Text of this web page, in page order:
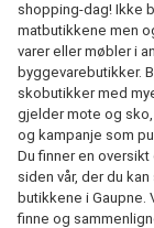
shopping-dag! Ikke
matbutikkene men
varer eller møbler i
byggevarebutikker.
skobutikker med
gjelder mote og
og kampanje som
Du finner en
siden vår, der du
butikkene i Gaupne.
finne og